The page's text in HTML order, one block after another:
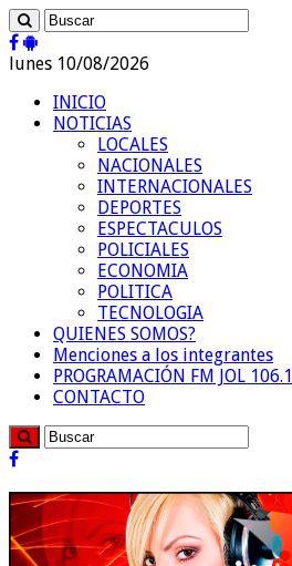
lunes 10/08/2026
INICIO
NOTICIAS
LOCALES
NACIONALES
INTERNACIONALES
DEPORTES
ESPECTACULOS
POLICIALES
ECONOMIA
POLITICA
TECNOLOGIA
QUIENES SOMOS?
Menciones a los integrantes
PROGRAMACIÓN FM JOL 106.1
CONTACTO